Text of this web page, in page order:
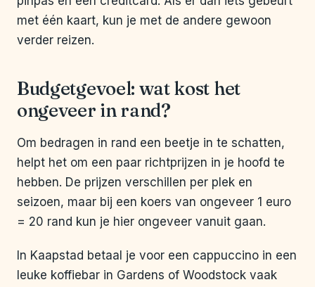
met één kaart, kun je met de andere gewoon
verder reizen.
Budgetgevoel: wat kost het
ongeveer in rand?
Om bedragen in rand een beetje in te schatten,
helpt het om een paar richtprijzen in je hoofd te
hebben. De prijzen verschillen per plek en
seizoen, maar bij een koers van ongeveer 1 euro
= 20 rand kun je hier ongeveer vanuit gaan.
In Kaapstad betaal je voor een cappuccino in een
leuke koffiebar in Gardens of Woodstock vaak